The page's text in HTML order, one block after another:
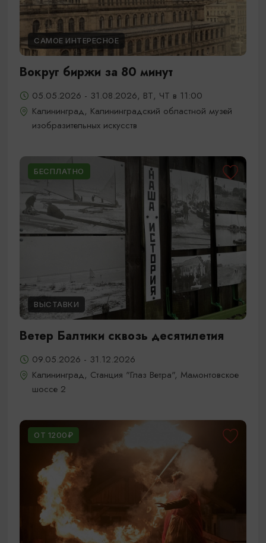
САМОЕ ИНТЕРЕСНОЕ
Вокруг биржи за 80 минут
05.05.2026 - 31.08.2026, ВТ, ЧТ в 11:00
Калининград, Калининградский областной музей
изобразительных искусств
БЕСПЛАТНО
ВЫСТАВКИ
Ветер Балтики сквозь десятилетия
09.05.2026 - 31.12.2026
Калининград, Станция "Глаз Ветра", Мамонтовское
шоссе 2
ОТ 1200₽